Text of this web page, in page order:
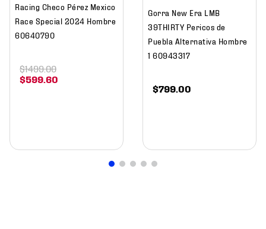
Racing Checo Pérez Mexico
Race Special 2024 Hombre
60640790
$599 60
$1499.00
Gorra New Era LMB
39THIRTY Pericos de
Puebla Alternativa Hombre
1 60943317
$799 00